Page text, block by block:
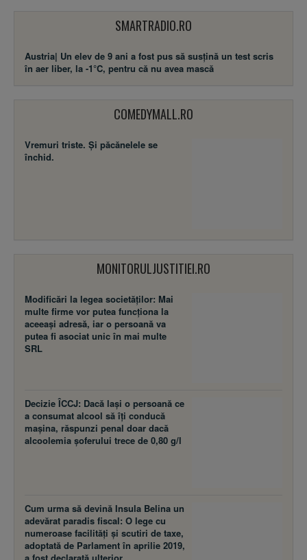
SMARTRADIO.RO
Austria| Un elev de 9 ani a fost pus să susţină un test scris
în aer liber, la -1°C, pentru că nu avea mască
COMEDYMALL.RO
Vremuri triste. Şi păcănelele se
închid.
MONITORULJUSTITIEI.RO
Modificări la legea societăţilor: Mai
multe firme vor putea funcţiona la
aceeaşi adresă, iar o persoană va
putea fi asociat unic în mai multe
SRL
Decizie ÎCCJ: Dacă laşi o persoană ce
a consumat alcool să îţi conducă
maşina, răspunzi penal doar dacă
alcoolemia şoferului trece de 0,80 g/l
Cum urma să devină Insula Belina un
adevărat paradis fiscal: O lege cu
numeroase facilităţi şi scutiri de taxe,
adoptată de Parlament în aprilie 2019,